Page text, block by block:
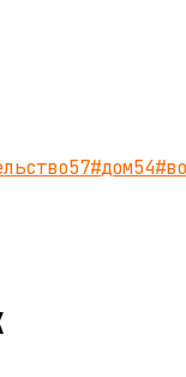
57#дом54#